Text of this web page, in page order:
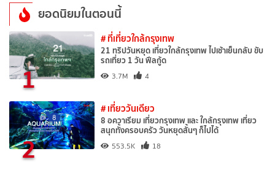
ยอดนิยมในตอนนี้
1
# ที่เที่ยวใกล้กรุงเทพ
21 ทริปวันหยุด เที่ยวใกล้กรุงเทพ ไปเช้าเย็นกลับ ขับ
รถเที่ยว 1 วัน ฟีลกู้ด
3.7M 4
2
# เที่ยววันเดียว
8 อควาเรียม เที่ยวกรุงเทพ และ ใกล้กรุงเทพ เที่ยว
สนุกทั้งครอบครัว วันหยุดสั้นๆ ก็ไปได้
553.5K 18